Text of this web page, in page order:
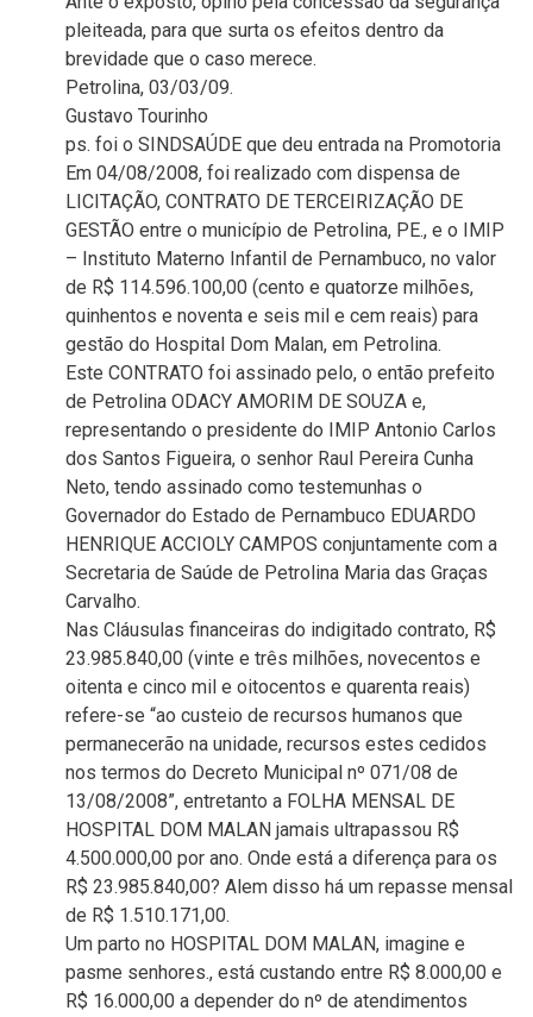
pleiteada, para que surta os efeitos dentro da
brevidade que o caso merece.
Petrolina, 03/03/09.
Gustavo Tourinho
ps. foi o SINDSAÚDE que deu entrada na Promotoria
Em 04/08/2008, foi realizado com dispensa de
LICITAÇÃO, CONTRATO DE TERCEIRIZAÇÃO DE
GESTÃO entre o município de Petrolina, PE., e o IMIP
– Instituto Materno Infantil de Pernambuco, no valor
de R$ 114.596.100,00 (cento e quatorze milhões,
quinhentos e noventa e seis mil e cem reais) para
gestão do Hospital Dom Malan, em Petrolina.
Este CONTRATO foi assinado pelo, o então prefeito
de Petrolina ODACY AMORIM DE SOUZA e,
representando o presidente do IMIP Antonio Carlos
dos Santos Figueira, o senhor Raul Pereira Cunha
Neto, tendo assinado como testemunhas o
Governador do Estado de Pernambuco EDUARDO
HENRIQUE ACCIOLY CAMPOS conjuntamente com a
Secretaria de Saúde de Petrolina Maria das Graças
Carvalho.
Nas Cláusulas financeiras do indigitado contrato, R$
23.985.840,00 (vinte e três milhões, novecentos e
oitenta e cinco mil e oitocentos e quarenta reais)
refere-se “ao custeio de recursos humanos que
permanecerão na unidade, recursos estes cedidos
nos termos do Decreto Municipal nº 071/08 de
13/08/2008”, entretanto a FOLHA MENSAL DE
HOSPITAL DOM MALAN jamais ultrapassou R$
4.500.000,00 por ano. Onde está a diferença para os
R$ 23.985.840,00? Alem disso há um repasse mensal
de R$ 1.510.171,00.
Um parto no HOSPITAL DOM MALAN, imagine e
pasme senhores., está custando entre R$ 8.000,00 e
R$ 16.000,00 a depender do nº de atendimentos